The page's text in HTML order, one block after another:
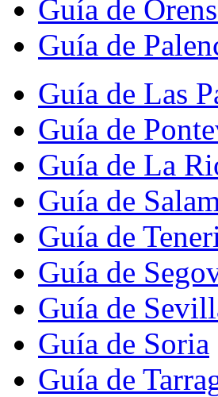
Guía de
Guía de
Guía de Las
Guía de
Guía de La
Guía de
Guía de
Guía de
Guía de
Guía de Soria
Guía de